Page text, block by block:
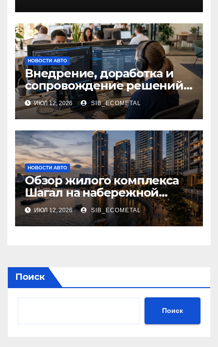
НОВОСТИ АВТО
Внедрение, доработка и
сопровождение решений
на платформе 1С
ИЮЛ 12, 2026 SIB_ECOMETAL
НОВОСТИ АВТО
Обзор жилого комплекса
Шагал на набережной
Марка Шагала
ИЮЛ 12, 2026 SIB_ECOMETAL
Поиск
Поиск